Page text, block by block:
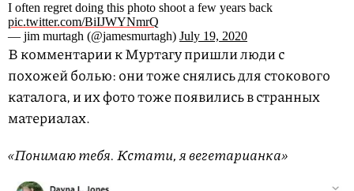
I often regret doing this photo shoot a few years back
pic.twitter.com/BiIJWYNmrQ
— jim murtagh (@jamesmurtagh) July 19, 2020
В комментарии к Муртагу пришли люди с
похожей болью: они тоже снялись для стокового
каталога, и их фото тоже появились в странных
материалах.
«Понимаю тебя. Кстати, я вегетарианка»